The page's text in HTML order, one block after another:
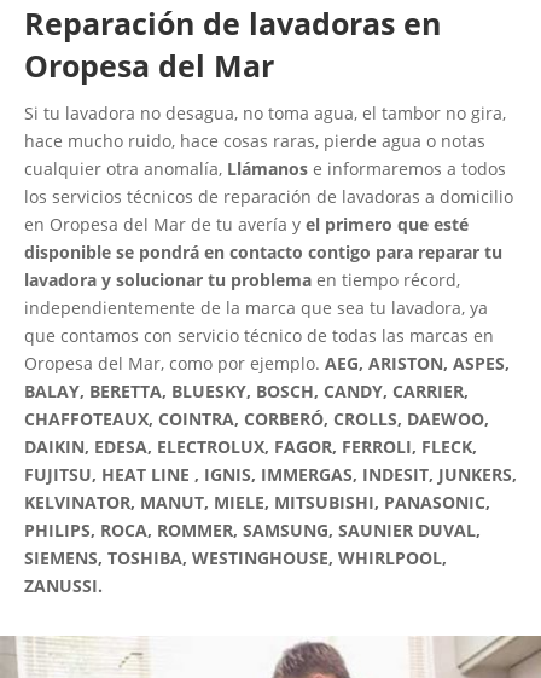
Reparación de lavadoras en
Oropesa del Mar
Si tu lavadora no desagua, no toma agua, el tambor no gira,
hace mucho ruido, hace cosas raras, pierde agua o notas
cualquier otra anomalía, Llámanos e informaremos a todos
los servicios técnicos de reparación de lavadoras a domicilio
en Oropesa del Mar de tu avería y el primero que esté
disponible se pondrá en contacto contigo para reparar tu
lavadora y solucionar tu problema en tiempo récord,
independientemente de la marca que sea tu lavadora, ya
que contamos con servicio técnico de todas las marcas en
Oropesa del Mar, como por ejemplo. AEG, ARISTON, ASPES,
BALAY, BERETTA, BLUESKY, BOSCH, CANDY, CARRIER,
CHAFFOTEAUX, COINTRA, CORBERÓ, CROLLS, DAEWOO,
DAIKIN, EDESA, ELECTROLUX, FAGOR, FERROLI, FLECK,
FUJITSU, HEAT LINE , IGNIS, IMMERGAS, INDESIT, JUNKERS,
KELVINATOR, MANUT, MIELE, MITSUBISHI, PANASONIC,
PHILIPS, ROCA, ROMMER, SAMSUNG, SAUNIER DUVAL,
SIEMENS, TOSHIBA, WESTINGHOUSE, WHIRLPOOL,
ZANUSSI.